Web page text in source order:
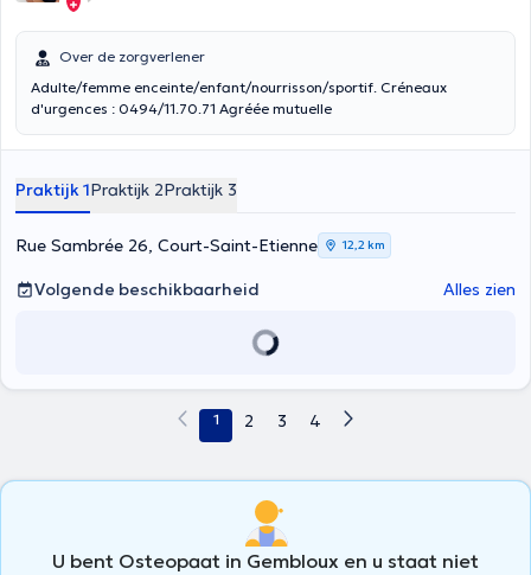
Over de zorgverlener
Adulte/femme enceinte/enfant/nourrisson/sportif. Créneaux
d'urgences : 0494/11.70.71 Agréée mutuelle
Praktijk 1Praktijk 2Praktijk 3
Rue Sambrée 26, Court-Saint-Etienne 12,2 km
Volgende beschikbaarheid Alles zien
1 2 3 4
U bent Osteopaat in Gembloux en u staat niet